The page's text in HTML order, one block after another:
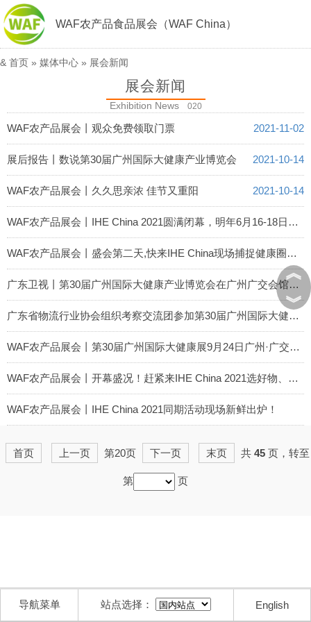
WAF农产品食品展会（WAF China）
& 首页 » 媒体中心 » 展会新闻
展会新闻
Exhibition News 020
WAF农产品展会丨观众免费领取门票 2021-11-02
展后报告丨数说第30届广州国际大健康产业博览会 2021-10-14
WAF农产品展会丨久久思亲浓 佳节又重阳 2021-10-14
WAF农产品展会丨IHE China 2021圆满闭幕，明年6月16-18日再度启航！
2021-09-26
WAF农产品展会丨盛会第二天,快来IHE China现场捕捉健康圈的精彩瞬间！
2021-09-25
广东卫视丨第30届广州国际大健康产业博览会在广州广交会馆盛大开幕
2021-09-24
广东省物流行业协会组织考察交流团参加第30届广州国际大健康产业博览会
2021-09-24
WAF农产品展会丨第30届广州国际大健康展9月24日广州·广交会展馆盛大开幕
2021-09-24
WAF农产品展会丨开幕盛况！赶紧来IHE China 2021选好物、找资源、谈合作！
2021-09-24
WAF农产品展会丨IHE China 2021同期活动现场新鲜出炉！
首页
上一页 第20页 下一页 末页 共 45页，转至
第 页
︽
︾
导航菜单 站点选择： English